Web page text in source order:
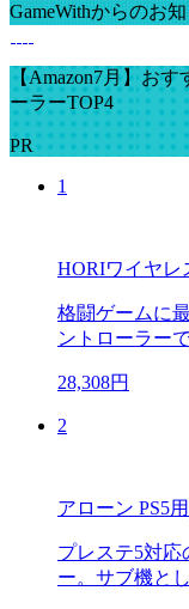
GameWithからのお
【Amazon7月】お
ーラーTOP4
PR
1
HORIワイヤレ
格闘ゲームに
ントローラーで
28,308円
2
アローン PS5
プレステ5対応
ー。サブ機と